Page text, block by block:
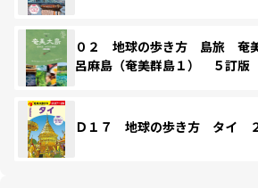
０２ 地球の歩き方 島旅 奄
呂麻島（奄美群島１） ５訂版
Ｄ１７ 地球の歩き方 タイ ２